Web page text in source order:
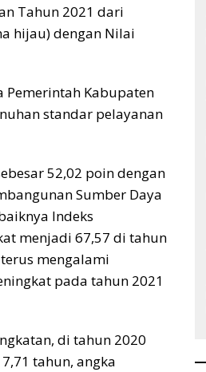
Tahun 2021 dari
hijau) dengan Nilai
Pemerintah Kabupaten
standar pelayanan
52,02 poin dengan
Sumber Daya
Indeks
menjadi 67,57 di tahun
mengalami
pada tahun 2021
di tahun 2020
tahun, angka